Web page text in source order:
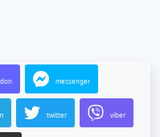
messenger
twitter viber